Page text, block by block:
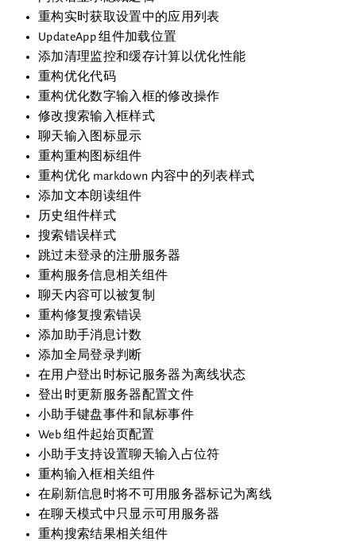
重构实时获取设置中的应用列表
UpdateApp 组件加载位置
添加清理监控和缓存计算以优化性能
重构优化代码
重构优化数字输入框的修改操作
修改搜索输入框样式
聊天输入图标显示
重构重构图标组件
重构优化 markdown 内容中的列表样式
添加文本朗读组件
历史组件样式
搜索错误样式
跳过未登录的注册服务器
重构服务信息相关组件
聊天内容可以被复制
重构修复搜索错误
添加助手消息计数
添加全局登录判断
在用户登出时标记服务器为离线状态
登出时更新服务器配置文件
小助手键盘事件和鼠标事件
Web 组件起始页配置
小助手支持设置聊天输入占位符
重构输入框相关组件
在刷新信息时将不可用服务器标记为离线
在聊天模式中只显示可用服务器
重构搜索结果相关组件